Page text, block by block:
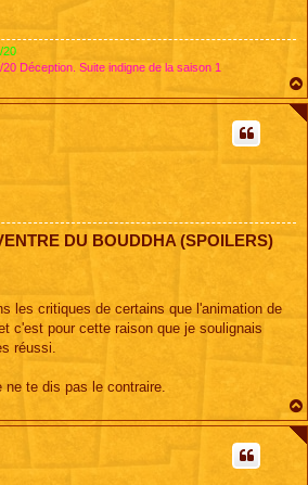
20
Déception. Suite indigne de la saison 1
DU BOUDDHA (SPOILERS)
les critiques de certains que l'animation de
c'est pour cette raison que je soulignais
réussi.
te dis pas le contraire.